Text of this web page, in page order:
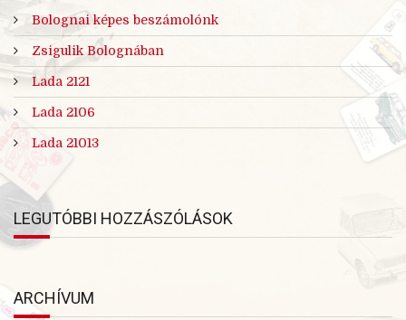
Bolognai képes beszámolónk
Zsigulik Bolognában
Lada 2121
Lada 2106
Lada 21013
LEGUTÓBBI HOZZÁSZÓLÁSOK
ARCHÍVUM